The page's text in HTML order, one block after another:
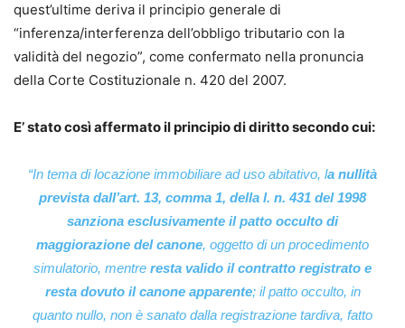
quest’ultime deriva il principio generale di
“inferenza/interferenza dell’obbligo tributario con la
validità del negozio”, come confermato nella pronuncia
della Corte Costituzionale n. 420 del 2007.
E’ stato così affermato il principio di diritto secondo cui:
“In tema di locazione immobiliare ad uso abitativo, la nullità
prevista dall’art. 13, comma 1, della l. n. 431 del 1998
sanziona esclusivamente il patto occulto di
maggiorazione del canone, oggetto di un procedimento
simulatorio, mentre resta valido il contratto registrato e
resta dovuto il canone apparente; il patto occulto, in
quanto nullo, non è sanato dalla registrazione tardiva, fatto